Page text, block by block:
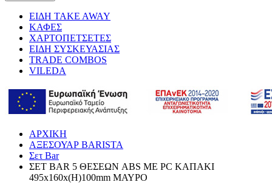
ΕΙΔΗ TAKE AWAY
ΚΑΦΕΣ
ΧΑΡΤΟΠΕΤΣΕΤΕΣ
ΕΙΔΗ ΣΥΣΚΕΥΑΣΙΑΣ
TRADE COMBOS
VILEDA
ΑΡΧΙΚΗ
ΑΞΕΣΟΥΑΡ BARISTA
Σετ Bar
ΣΕΤ BAR 5 ΘΕΣΕΩΝ ABS ΜΕ PC ΚΑΠΑΚΙ
495x160x(H)100mm ΜΑΥΡΟ